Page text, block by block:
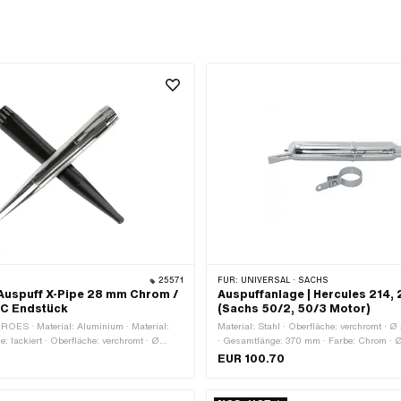
25571
X-Pipe 28 mm Chrom /
Endstück
· Material: Aluminium · Material:
lackiert · Oberfläche: verchromt · Ø
640 mm · Farbe: Chrom ·
FÜR: UNIVERSAL · SACHS
Auspuffanlage | Hercules 214,
(Sachs 50/2, 50/3 Motor)
Material: Stahl · Oberfläche: verchromt ·
· Gesamtlänge: 370 mm · Farbe: Chrom ·
innen: 28 mm · Auspuffart: Zylindrisch ·
EUR 100.70